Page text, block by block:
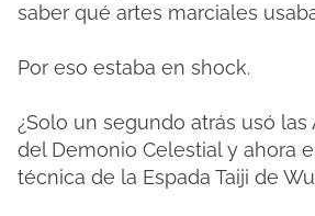
saber qué artes marciales
Por eso estaba en shock.
¿Solo un segundo atrás usó las
del Demonio Celestial y ahora
técnica de la Espada Taiji de